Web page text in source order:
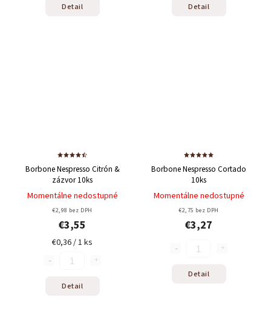
Detail Detail
Borbone Nespresso Citrón &
zázvor 10ks
Momentálne nedostupné
€2,98 bez DPH
€3,55
€0,36 / 1 ks
Detail
Borbone Nespresso Cortado
10ks
Momentálne nedostupné
€2,75 bez DPH
€3,27
Detail